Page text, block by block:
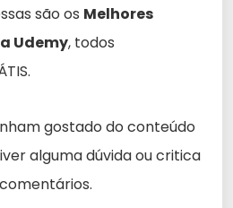
são os Melhores
Udemy, todos
gostado do conteúdo
alguma dúvida ou critica